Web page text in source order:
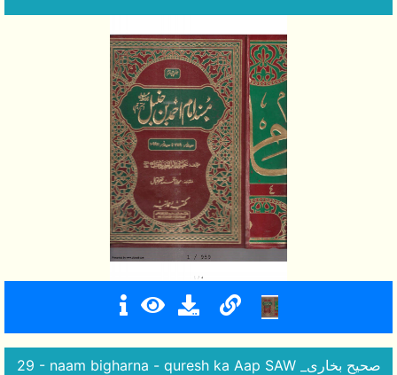
29 - naam bigharna - quresh ka Aap SAW _صحیح بخاری